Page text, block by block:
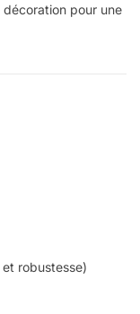
décoration pour une
robustesse)